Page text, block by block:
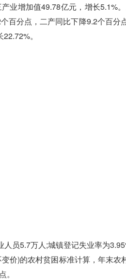
业增加值49.78亿元，增长5.1%
百分点，二产同比下降9.2个百分
。
5.7万人;城镇登记失业率为
)的农村贫困标准计算，年末农